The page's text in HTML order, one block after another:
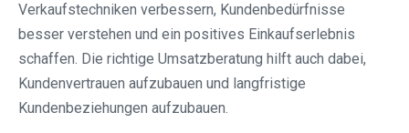
Verkaufstechniken verbessern, Kundenbedürfnisse
besser verstehen und ein positives Einkaufserlebnis
schaffen. Die richtige Umsatzberatung hilft auch dabei,
Kundenvertrauen aufzubauen und langfristige
Kundenbeziehungen aufzubauen.